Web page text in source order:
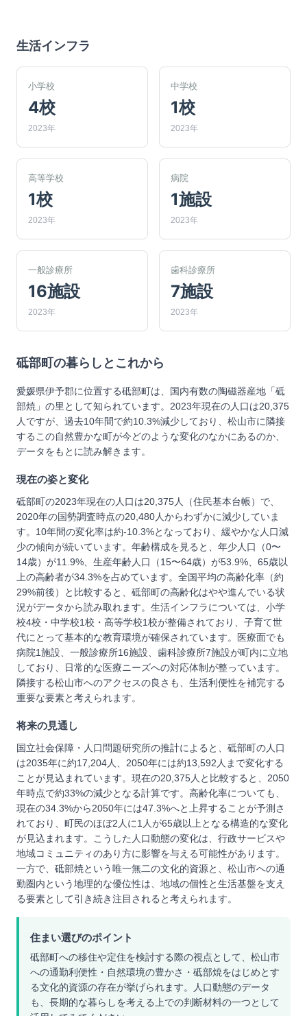
生活インフラ
小学校
4校
2023年
中学校
1校
2023年
高等学校
1校
2023年
病院
1施設
2023年
一般診療所
16施設
2023年
歯科診療所
7施設
2023年
砥部町 の暮らしとこれから
愛媛県伊予郡に位置する砥部町は、国内有数の陶磁器産地「砥
部焼」の里として知られています。2023年現在の人口は20,375
人ですが、過去10年間で約10.3%減少しており、松山市に隣接
するこの自然豊かな町が今どのような変化のなかにあるのか、
データをもとに読み解きます。
現在の姿と変化
砥部町の2023年現在の人口は20,375人（住民基本台帳）で、
2020年の国勢調査時点の20,480人からわずかに減少していま
す。10年間の変化率は約-10.3%となっており、緩やかな人口減
少の傾向が続いています。年齢構成を見ると、年少人口（0〜
14歳）が11.9%、生産年齢人口（15〜64歳）が53.9%、65歳以
上の高齢者が34.3%を占めています。全国平均の高齢化率（約
29%前後）と比較すると、砥部町の高齢化はやや進んでいる状
況がデータから読み取れます。生活インフラについては、小学
校4校・中学校1校・高等学校1校が整備されており、子育て世
代にとって基本的な教育環境が確保されています。医療面でも
病院1施設、一般診療所16施設、歯科診療所7施設が町内に立地
しており、日常的な医療ニーズへの対応体制が整っています。
隣接する松山市へのアクセスの良さも、生活利便性を補完する
重要な要素と考えられます。
将来の見通し
国立社会保障・人口問題研究所の推計によると、砥部町の人口
は2035年に約17,204人、2050年には約13,592人まで変化する
ことが見込まれています。現在の20,375人と比較すると、2050
年時点で約33%の減少となる計算です。高齢化率についても、
現在の34.3%から2050年には47.3%へと上昇することが予測さ
れており、町民のほぼ2人に1人が65歳以上となる構造的な変化
が見込まれます。こうした人口動態の変化は、行政サービスや
地域コミュニティのあり方に影響を与える可能性があります。
一方で、砥部焼という唯一無二の文化的資源と、松山市への通
勤圏内という地理的な優位性は、地域の個性と生活基盤を支え
る要素として引き続き注目されると考えられます。
住まい選びのポイント
砥部町への移住や定住を検討する際の視点として、松山市
への通勤利便性・自然環境の豊かさ・砥部焼をはじめとす
る文化的資源の存在が挙げられます。人口動態のデータ
も、長期的な暮らしを考える上での判断材料の一つとして